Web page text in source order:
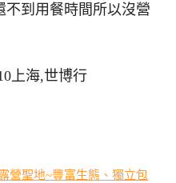
不到用餐時間所以沒營
營聖地~豐富生態、獨立包